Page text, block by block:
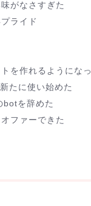
がなさすぎた
ライド
を作れるようにな
たに使い始めた
を辞めた
ファーできた